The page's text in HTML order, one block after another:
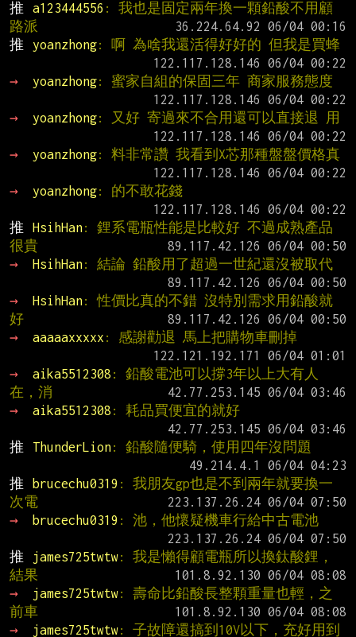
推
a123444556 : 我也是固定兩年換一顆鉛酸不用顧
路派
推
yoanzhong: 啊 為啥我還活得好好的 但我是買蜂
→
yoanzhong: 蜜家自組的保固三年 商家服務態度
→
yoanzhong: 又好 寄過來不合用還可以直接退 用
→
yoanzhong: 料非常讚 我看到X芯那種盤盤價格真
→
yoanzhong: 的不敢花錢
推
HsihHan: 鋰系電瓶性能是比較好 不過成熟產品
很貴
→
HsihHan: 結論 鉛酸用了超過一世紀還沒被取代
→
HsihHan: 性價比真的不錯 沒特別需求用鉛酸就
好
→
aaaaaxxxxx : 感謝勸退 馬上把購物車刪掉
→
aika5512308 : 鉛酸電池可以撐3年以上大有人
在，消
→
aika5512308 : 耗品買便宜的就好
推
ThunderLion: 鉛酸隨便騎，使用四年沒問題
推
brucechu0319 : 我朋友gp也是不到兩年就要換一
次電
→
brucechu0319 : 池，他懷疑機車行給中古電池
推
james725twtw: 我是懶得顧電瓶所以換鈦酸鋰，
結果
→
james725twtw: 壽命比鉛酸長整顆重量也輕，之
前車
→
james725twtw: 子故障還搞到10V以下，充好用到